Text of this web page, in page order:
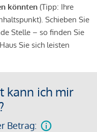
könnten (Tipp: Ihre
Schieben Sie
Stelle – so finden Sie
Sie sich leisten
kann ich mir
Betrag: